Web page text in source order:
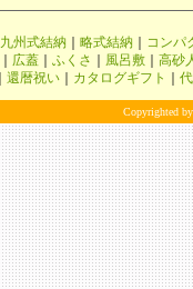
九州式結納 略式結納
コンパ
広蓋 ふくさ 風呂敷
高砂
還暦祝い カタログギフト
Copyrighted